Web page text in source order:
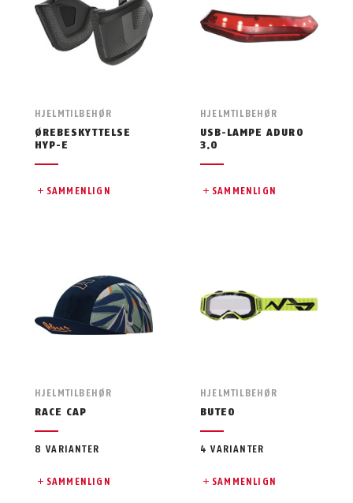
HJELMTILBEHØR
ØREBESKYTTELSE
HYP-E
SAMMENLIGN
HJELMTILBEHØR
USB-LAMPE ADURO
3.0
SAMMENLIGN
HJELMTILBEHØR
RACE CAP
8 VARIANTER
SAMMENLIGN
HJELMTILBEHØR
BUTEO
4 VARIANTER
SAMMENLIGN